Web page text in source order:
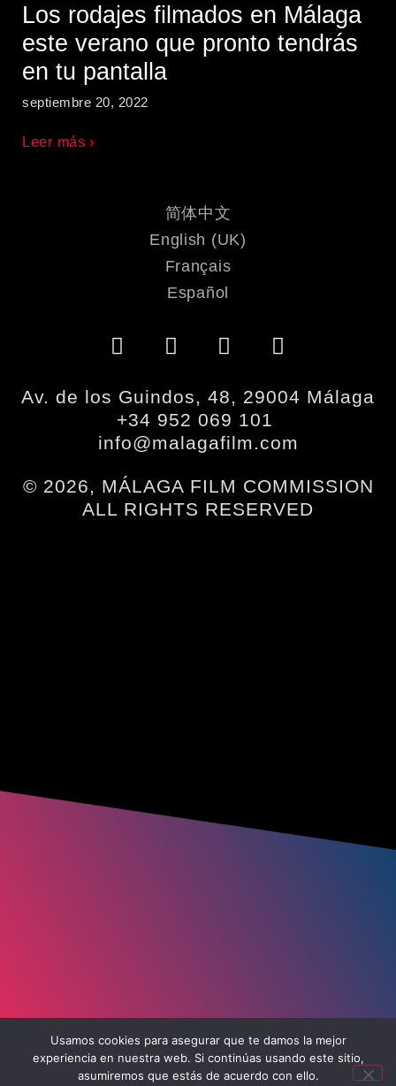
Los rodajes filmados en Málaga
este verano que pronto tendrás
en tu pantalla
septiembre 20, 2022
Leer más ›
简体中文
English (UK)
Français
Español
Av. de los Guindos, 48, 29004 Málaga
+34 952 069 101
info@malagafilm.com
© 2026, MÁLAGA FILM COMMISSION
ALL RIGHTS RESERVED
Usamos cookies para asegurar que te damos la mejor
experiencia en nuestra web. Si continúas usando este sitio,
asumiremos que estás de acuerdo con ello.